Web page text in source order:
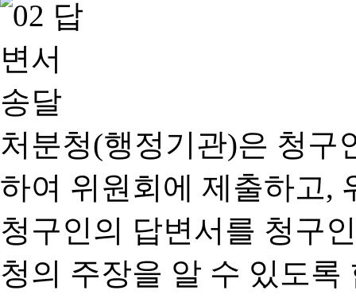
처분청(행정기관)은 청구
하여 위원회에 제출하고,
청구인의 답변서를 청구
청의 주장을 알 수 있도록